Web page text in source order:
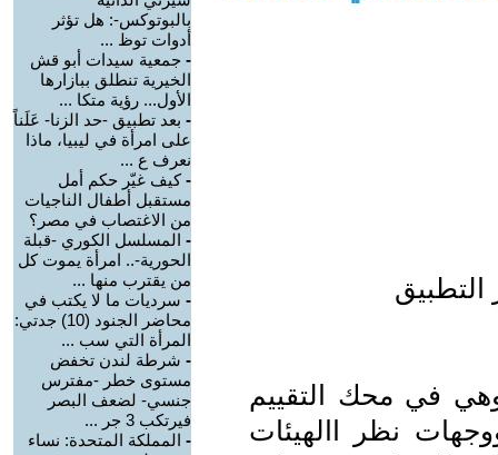
وإلى الآن، وهي في محك التقييم
نظر االهيئات
بالبوتوكس-: هل تؤثر
أدوات توظ ...
- جمعية سيدات أبو قش
الخيرية تنطلق ببازارها
الأول... رؤية متكا ...
- بعد تطبيق -حد الزنا- عَلَناً
على امرأة في ليبيا، ماذا
نعرف ع ...
-كيف غيّر حكم أمل
مستقبل أطفال الناجيات
من الاغتصاب في مصر؟
- المسلسل الكوري -قبلة
الحورية-.. امرأة يموت كل
من يقترب منها ...
- سرديات ما لا يكتب في
محاضر الجنود (10) جدتي:
المرأة التي سب ...
- شرطة لندن تخفض
مستوى خطر -مفترس
جنسي- لضعف البصر
فيرتكب 3 جر ...
- المملكة المتحدة: نساء